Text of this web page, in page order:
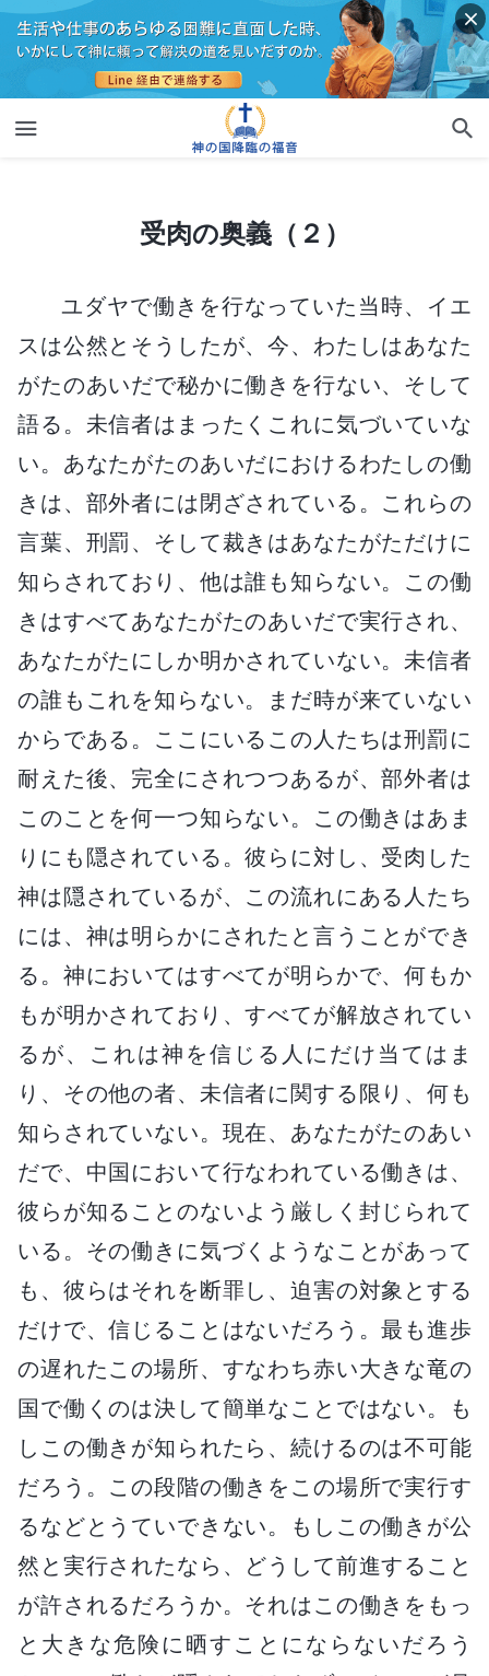
受肉の奥義（２）
ユダヤで働きを行なっていた当時、イエ
スは公然とそうしたが、今、わたしはあなた
がたのあいだで秘かに働きを行ない、そして
語る。未信者はまったくこれに気づいていな
い。あなたがたのあいだにおけるわたしの働
きは、部外者には閉ざされている。これらの
言葉、刑罰、そして裁きはあなたがただけに
知らされており、他は誰も知らない。この働
きはすべてあなたがたのあいだで実行され、
あなたがたにしか明かされていない。未信者
の誰もこれを知らない。まだ時が来ていない
からである。ここにいるこの人たちは刑罰に
耐えた後、完全にされつつあるが、部外者は
このことを何一つ知らない。この働きはあま
りにも隠されている。彼らに対し、受肉した
神は隠されているが、この流れにある人たち
には、神は明らかにされたと言うことができ
る。神においてはすべてが明らかで、何もか
もが明かされており、すべてが解放されてい
るが、これは神を信じる人にだけ当てはま
り、その他の者、未信者に関する限り、何も
知らされていない。現在、あなたがたのあい
だで、中国において行なわれている働きは、
彼らが知ることのないよう厳しく封じられて
いる。その働きに気づくようなことがあって
も、彼らはそれを断罪し、迫害の対象とする
だけで、信じることはないだろう。最も進歩
の遅れたこの場所、すなわち赤い大きな竜の
国で働くのは決して簡単なことではない。も
しこの働きが知られたら、続けるのは不可能
だろう。この段階の働きをこの場所で実行す
るなどとうていできない。もしこの働きが公
然と実行されたなら、どうして前進すること
が許されるだろうか。それはこの働きをもっ
と大きな危険に晒すことにならないだろう